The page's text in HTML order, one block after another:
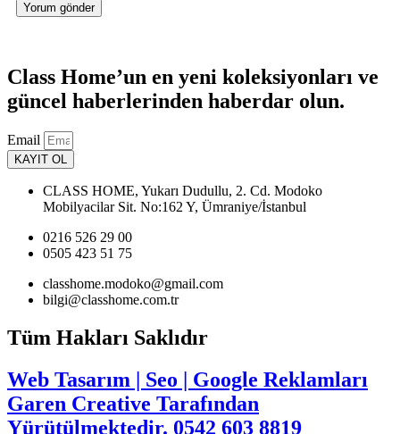
Class Home’un en yeni koleksiyonları ve
güncel haberlerinden haberdar olun.
Email
KAYIT OL
CLASS HOME, Yukarı Dudullu, 2. Cd. Modoko
Mobilyacilar Sit. No:162 Y, Ümraniye/İstanbul
0216 526 29 00
0505 423 51 75
classhome.modoko@gmail.com
bilgi@classhome.com.tr
Tüm Hakları Saklıdır
Web Tasarım | Seo | Google Reklamları
Garen Creative Tarafından
Yürütülmektedir. 0542 603 8819